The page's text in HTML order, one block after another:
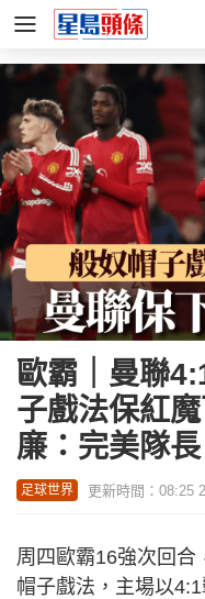
歐霸｜曼聯
子戲法保紅
廉：完美隊長
足球世界 更新時間：08:25
周四歐霸16強次回合
帽子戲法，主場以